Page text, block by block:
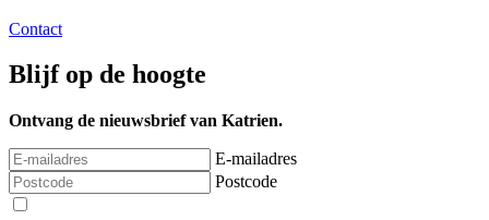
Contact
Blijf op de hoogte
Ontvang de nieuwsbrief van Katrien.
E-mailadres
Postcode